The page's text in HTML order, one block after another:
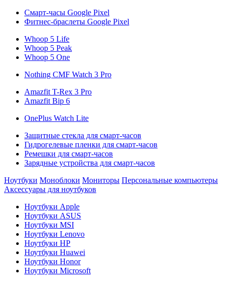
Смарт-часы Google Pixel
Фитнес-браслеты Google Pixel
Whoop 5 Life
Whoop 5 Peak
Whoop 5 One
Nothing CMF Watch 3 Pro
Amazfit T-Rex 3 Pro
Amazfit Bip 6
OnePlus Watch Lite
Защитные стекла для смарт-часов
Гидрогелевые пленки для смарт-часов
Ремешки для смарт-часов
Зарядные устройства для смарт-часов
Ноутбуки Моноблоки Мониторы Персональные компьютеры
Аксессуары для ноутбуков
Ноутбуки Apple
Ноутбуки ASUS
Ноутбуки MSI
Ноутбуки Lenovo
Ноутбуки HP
Ноутбуки Huawei
Ноутбуки Honor
Ноутбуки Microsoft